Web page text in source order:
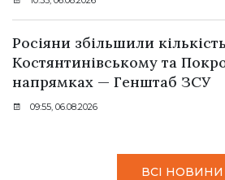
Росіяни збільшили
Костянтинівському та
напрямках — Генштаб ЗСУ
09:55, 06.08.2026
ВСІ НОВИНИ